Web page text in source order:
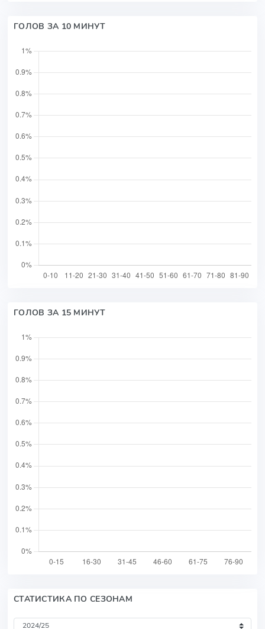
ГОЛОВ ЗА 10 МИНУТ
ГОЛОВ ЗА 15 МИНУТ
СТАТИСТИКА ПО СЕЗОНАМ